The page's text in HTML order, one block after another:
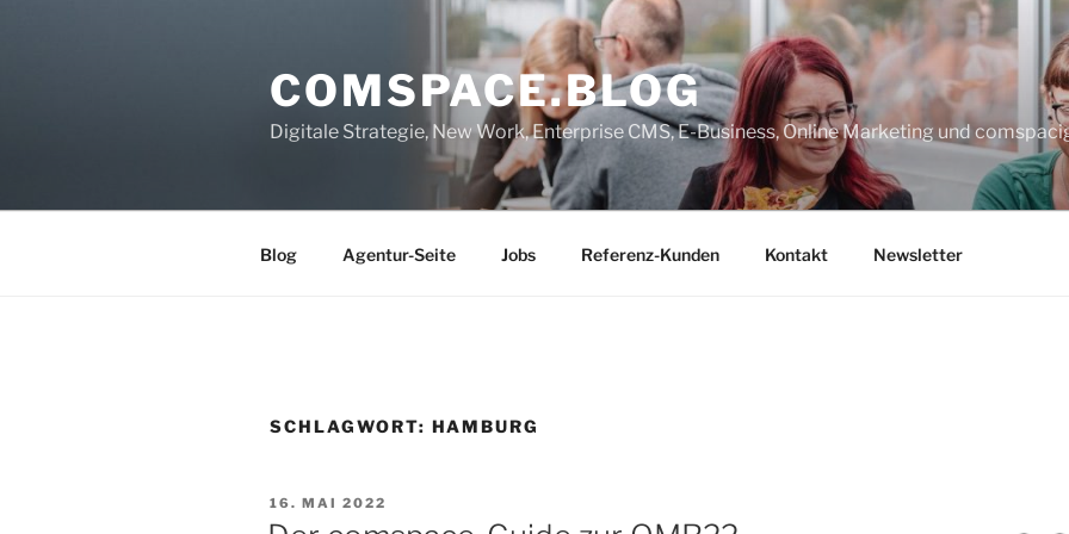
COMSPACE.BLOG
Digitale Strategie, New Work, Enterprise CMS, E-Business, Online Marketing und
Blog Agentur-Seite Jobs Referenz-Kunden Kontakt Newsletter
SCHLAGWORT: HAMBURG
VERÖFFENTLICHT
AM
16. MAI 2022